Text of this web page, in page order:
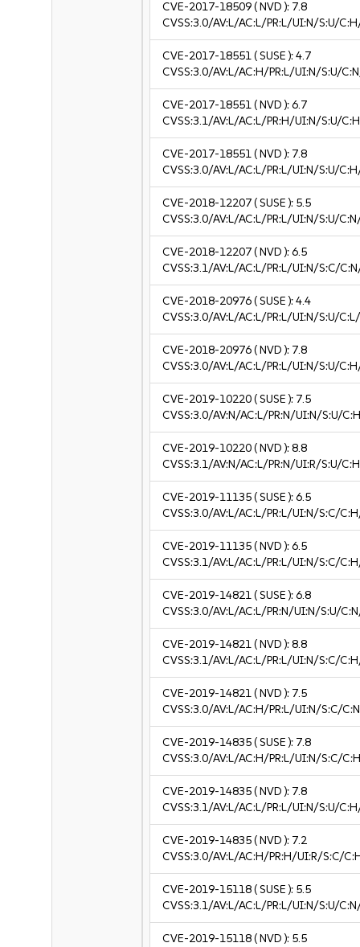
CVE-2017-18509( NVD ): 7.8
CVSS:3.0/AV:L/AC:L/PR:L/UI:N/S:U/
CVE-2017-18551( SUSE ):4.7
CVSS:3.0/AV:L/AC:H/PR:L/UI:N/S:U/
CVE-2017-18551( NVD ):6.7
CVSS:3.1/AV:L/AC:L/PR:H/UI:N/S:U/
CVE-2017-18551( NVD ): 7.8
CVSS:3.0/AV:L/AC:L/PR:L/UI:N/S:U/
CVE-2018-12207( SUSE ): 5.5
CVSS:3.0/AV:L/AC:L/PR:L/UI:N/S:U/
CVE-2018-12207( NVD ):6.5
CVSS:3.1/AV:L/AC:L/PR:L/UI:N/S:C/
CVE-2018-20976( SUSE ):4.4
CVSS:3.0/AV:L/AC:L/PR:L/UI:N/S:U/
CVE-2018-20976( NVD ): 7.8
CVSS:3.0/AV:L/AC:L/PR:L/UI:N/S:U/
CVE-2019-10220( SUSE ): 7.5
CVSS:3.0/AV:N/AC:L/PR:N/UI:N/S:U/
CVE-2019-10220( NVD ):8.8
CVSS:3.1/AV:N/AC:L/PR:N/UI:R/S:U/
CVE-2019-11135( SUSE ):6.5
CVSS:3.0/AV:L/AC:L/PR:L/UI:N/S:C/
CVE-2019-11135( NVD ):6.5
CVSS:3.1/AV:L/AC:L/PR:L/UI:N/S:C/
CVE-2019-14821( SUSE ):6.8
CVSS:3.0/AV:L/AC:L/PR:N/UI:N/S:U/
CVE-2019-14821( NVD ):8.8
CVSS:3.1/AV:L/AC:L/PR:L/UI:N/S:C/
CVE-2019-14821( NVD ): 7.5
CVSS:3.0/AV:L/AC:H/PR:L/UI:N/S:C/
CVE-2019-14835( SUSE ): 7.8
CVSS:3.0/AV:L/AC:H/PR:L/UI:N/S:C/
CVE-2019-14835( NVD ): 7.8
CVSS:3.1/AV:L/AC:L/PR:L/UI:N/S:U/
CVE-2019-14835( NVD ): 7.2
CVSS:3.0/AV:L/AC:H/PR:H/UI:R/S:C/
CVE-2019-15118( SUSE ): 5.5
CVSS:3.1/AV:L/AC:L/PR:L/UI:N/S:U/
CVE-2019-15118( NVD ): 5.5